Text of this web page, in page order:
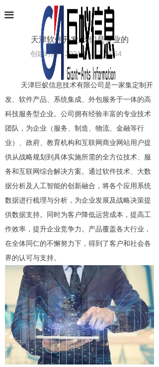
끀
首页
业务范围
软件产品
条码识别
新闻中心
关于巨蚁
联系我们
天津软件开发-我们是专业的
创建时间： 2021-05-17 18:54
天津巨蚁信息技术有限公司是一家集定制开
发、软件产品、系统集成、外包服务于一体的高
科技服务型企业。公司拥有经验丰富的专业技术
团队，为企业（服务、制造、物流、金融等行
业）、政府、教育机构和互联网商业网站用户提
供从战略规划到具体实施所需的全方位技术、服
务和互联网综合解决方案。通过软件技术、大数
据分析及人工智能的创新融合，将各个应用系统
数据进行梳理与分析，为企业发展及战略决策提
供数据支持。同时为客户降低运营成本，提高工
作效率，提升企业竞争力。 产品覆盖各大行业，
在全体同仁的不懈努力下，得到了客户和社会各
界的认可与支持。